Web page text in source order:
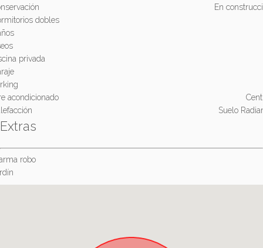
En
dobles
privada
acondicionado
Suelo
Extras
robo